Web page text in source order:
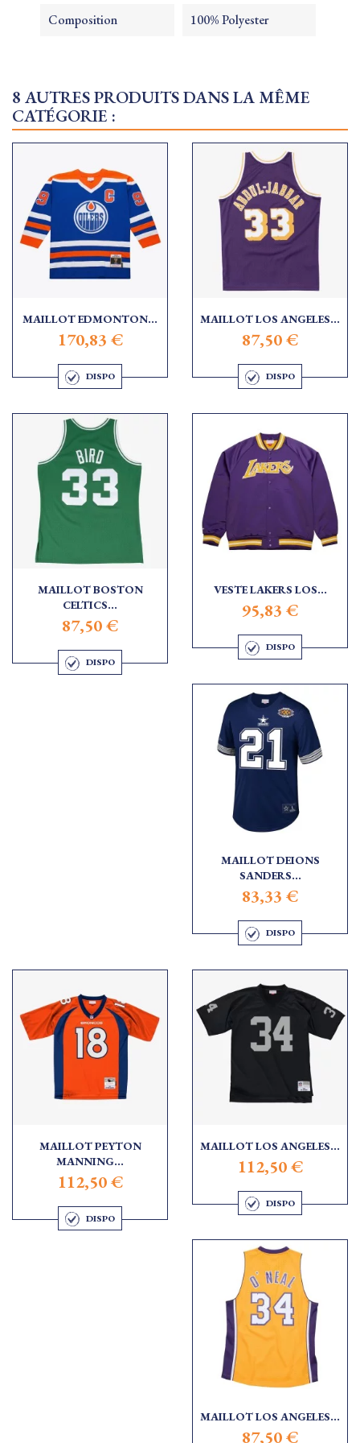
Composition 100% Polyester
8 AUTRES PRODUITS DANS LA MÊME
CATÉGORIE :
MAILLOT EDMONTON...
170,83 €
DISPO
MAILLOT LOS ANGELES...
87,50 €
DISPO
MAILLOT BOSTON
CELTICS...
87,50 €
DISPO
VESTE LAKERS LOS...
95,83 €
DISPO
MAILLOT DEIONS
SANDERS...
83,33 €
DISPO
MAILLOT PEYTON
MANNING...
112,50 €
DISPO
MAILLOT LOS ANGELES...
112,50 €
DISPO
MAILLOT LOS ANGELES...
87,50 €